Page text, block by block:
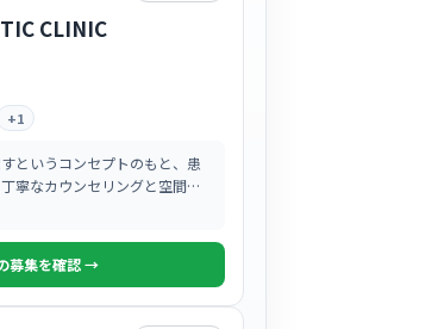
CLINIC
+1
というコンセプトのもと、患
寧なカウンセリングと空間作
募集を確認 →